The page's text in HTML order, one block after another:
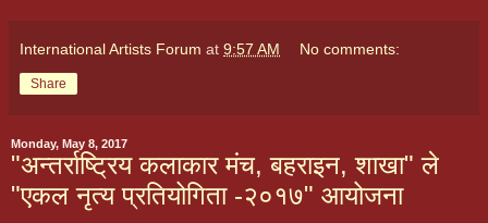
International Artists Forum at 9:57 AM No comments:
Share
Monday, May 8, 2017
"अन्तर्राष्ट्रिय कलाकार मंच, बहराइन, शाखा" ले
"एकल नृत्य प्रतियोगिता -२०१७" आयोजना